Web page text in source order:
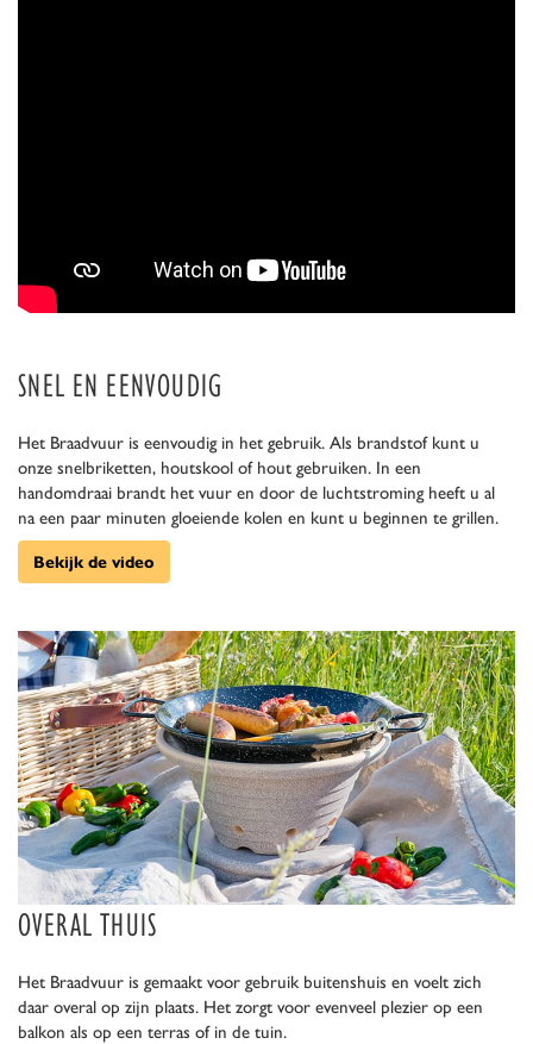
SNEL EN EENVOUDIG
Het Braadvuur is eenvoudig in het gebruik. Als brandstof kunt u
onze snelbriketten, houtskool of hout gebruiken. In een
handomdraai brandt het vuur en door de luchtstroming heeft u al
na een paar minuten gloeiende kolen en kunt u beginnen te grillen.
Bekijk de video
OVERAL THUIS
Het Braadvuur is gemaakt voor gebruik buitenshuis en voelt zich
daar overal op zijn plaats. Het zorgt voor evenveel plezier op een
balkon als op een terras of in de tuin.